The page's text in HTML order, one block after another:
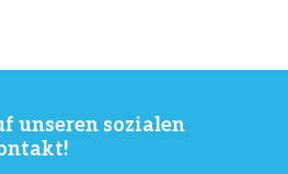
unseren sozialen